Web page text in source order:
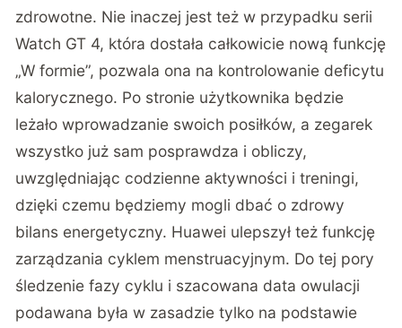
zdrowotne. Nie inaczej jest też w przypadku serii
Watch GT 4, która dostała całkowicie nową funkcję
„W formie”, pozwala ona na kontrolowanie deficytu
kalorycznego. Po stronie użytkownika będzie
leżało wprowadzanie swoich posiłków, a zegarek
wszystko już sam posprawdza i obliczy,
uwzględniając codzienne aktywności i treningi,
dzięki czemu będziemy mogli dbać o zdrowy
bilans energetyczny. Huawei ulepszył też funkcję
zarządzania cyklem menstruacyjnym. Do tej pory
śledzenie fazy cyklu i szacowana data owulacji
podawana była w zasadzie tylko na podstawie